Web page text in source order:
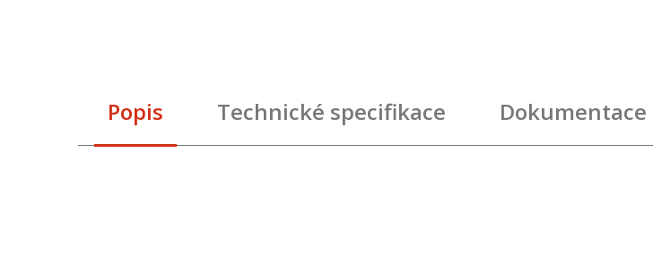
Popis Technické specifikace Dokumentace